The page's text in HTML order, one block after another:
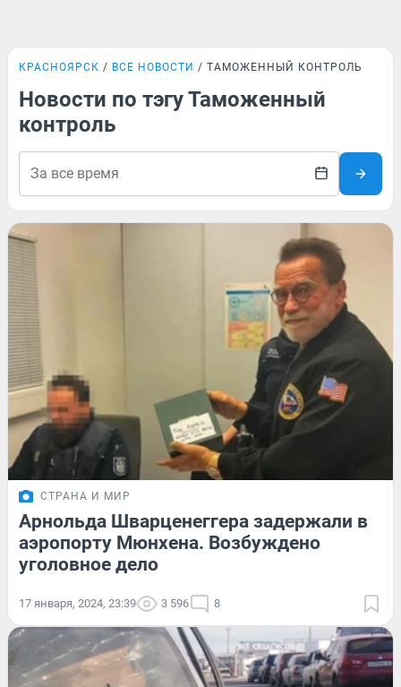
КРАСНОЯРСК ВСЕ НОВОСТИ ТАМОЖЕННЫЙ КОНТРОЛЬ
Новости по тэгу Таможенный
контроль
СТРАНА И МИР
Арнольда Шварценеггера задержали в
аэропорту Мюнхена. Возбуждено
уголовное дело
17 января, 2024, 23:39 3 596 8